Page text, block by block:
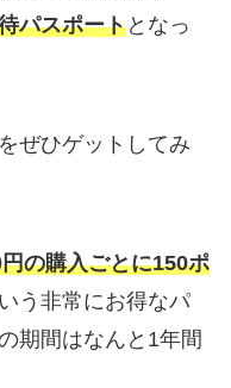
パスポートとなっ
ぜひゲットしてみ
の購入ごとに150ポ
う非常にお得なパ
期間はなんと1年間